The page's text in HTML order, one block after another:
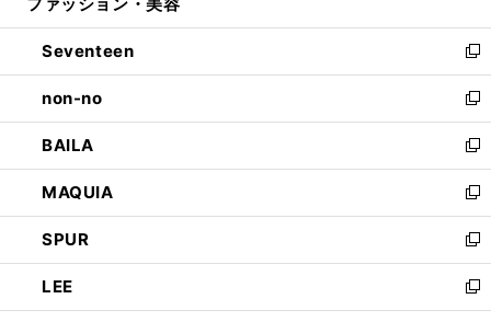
開
く
ウ
で
開
く
ン
ド
ウ
で
開
く
Seventeen
新
し
い
ウ
ィ
ン
ド
ウ
で
開
く
non-no
新
し
い
ウ
ィ
ン
ド
ウ
で
開
BAILA
新
し
い
ウ
ィ
ン
ド
ウ
MAQUIA
新
し
い
ウ
ィ
ン
SPUR
新
し
い
ウ
LEE
新
し